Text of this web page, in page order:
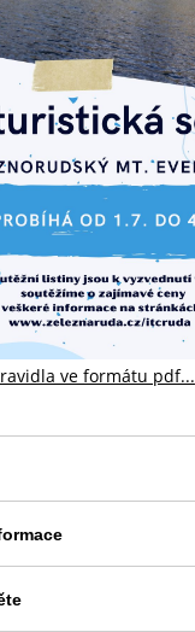
ve formátu pdf...